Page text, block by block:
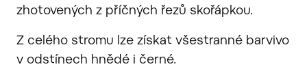
zhotovených z příčných řezů skořápkou.
Z celého stromu lze získat všestranné barvivo
v odstínech hnědé i černé.